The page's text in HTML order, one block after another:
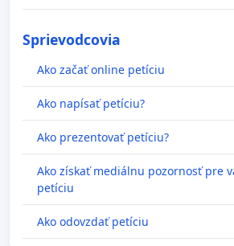
Sprievodcovia
Ako začať online petíciu
Ako napísať petíciu?
Ako prezentovať petíciu?
Ako získať mediálnu pozornosť pre
petíciu
Ako odovzdať petíciu